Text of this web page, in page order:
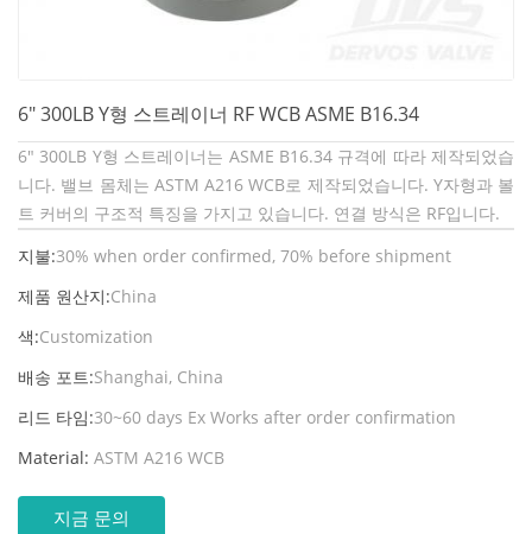
6" 300LB Y형 스트레이너 RF WCB ASME B16.34
6" 300LB Y형 스트레이너는 ASME B16.34 규격에 따라 제작되었습
니다. 밸브 몸체는 ASTM A216 WCB로 제작되었습니다. Y자형과 볼
트 커버의 구조적 특징을 가지고 있습니다. 연결 방식은 RF입니다.
지불:30% when order confirmed, 70% before shipment
제품 원산지:China
색:Customization
배송 포트:Shanghai, China
리드 타임:30~60 days Ex Works after order confirmation
Material: ASTM A216 WCB
지금 문의